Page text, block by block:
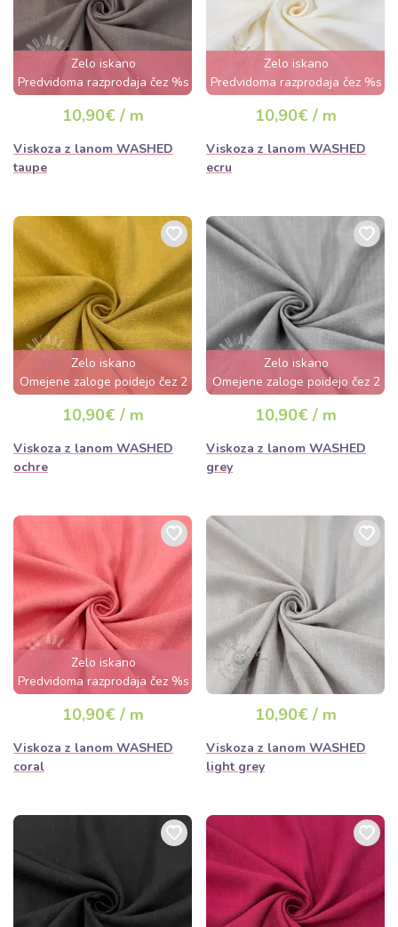
Zelo iskano
Predvidoma razprodaja čez %s
dan
10,90€ / m
Viskoza z lanom WASHED
taupe
Zelo iskano
Predvidoma razprodaja čez %s
dan
10,90€ / m
Viskoza z lanom WASHED
ecru
Zelo iskano
Omejene zaloge poidejo čez 2
dni
10,90€ / m
Viskoza z lanom WASHED
ochre
Zelo iskano
Omejene zaloge poidejo čez 2
dni
10,90€ / m
Viskoza z lanom WASHED
grey
Zelo iskano
Predvidoma razprodaja čez %s
dan
10,90€ / m
Viskoza z lanom WASHED
coral
10,90€ / m
Viskoza z lanom WASHED
light grey